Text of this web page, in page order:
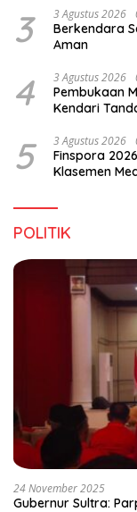
3 3 Agustus 2026
Berkendara
Aman
4 3 Agustus 2026
Pembukaan
Kendari
5 3 Agustus 2026
Finspora
Klasemen
POLITIK
24 November 2025
Gubernur Sultra: